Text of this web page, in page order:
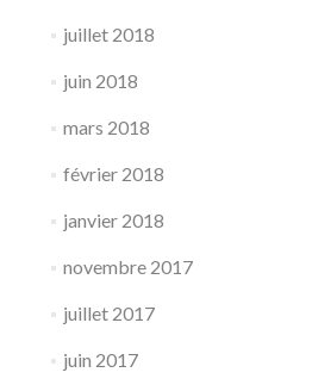
juillet 2018
juin 2018
mars 2018
février 2018
janvier 2018
novembre 2017
juillet 2017
juin 2017